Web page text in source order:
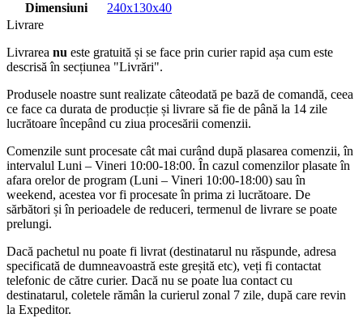
Dimensiuni
240x130x40
Livrare
Livrarea nu este gratuită și se face prin curier rapid așa cum este
descrisă în secțiunea "Livrări".
Produsele noastre sunt realizate câteodată pe bază de comandă, ceea
ce face ca durata de producție și livrare să fie de până la 14 zile
lucrătoare începând cu ziua procesării comenzii.
Comenzile sunt procesate cât mai curând după plasarea comenzii, în
intervalul Luni – Vineri 10:00-18:00. În cazul comenzilor plasate în
afara orelor de program (Luni – Vineri 10:00-18:00) sau în
weekend, acestea vor fi procesate în prima zi lucrătoare. De
sărbători și în perioadele de reduceri, termenul de livrare se poate
prelungi.
Dacă pachetul nu poate fi livrat (destinatarul nu răspunde, adresa
specificată de dumneavoastră este greșită etc), veți fi contactat
telefonic de către curier. Dacă nu se poate lua contact cu
destinatarul, coletele rămân la curierul zonal 7 zile, după care revin
la Expeditor.